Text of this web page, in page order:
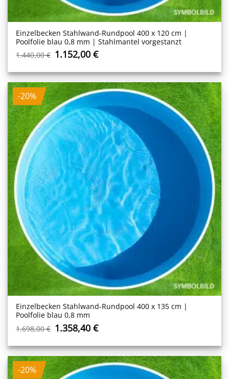
Einzelbecken Stahl­wand-Rundpool 400 x 120 cm |
Poolfolie blau 0,8 mm | Stahlmantel vorgestanzt
1.440,00€ Ursprünglicher
war:
1.440,00 €
1.152,00€Aktueller
ist:
1.152,00 €.
-20%
Einzelbecken Stahl­wand-Rundpool 400 x 135 cm |
Poolfolie blau 0,8 mm
1.698,00€ Ursprünglicher
war:
1.698,00 €
1.358,40€Aktueller
ist:
1.358,40 €.
-20%